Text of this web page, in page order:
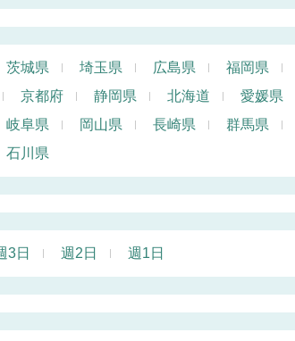
茨城県 埼玉県 広島県 福岡県
京都府 静岡県 北海道 愛媛県
岐阜県 岡山県 長崎県 群馬県
石川県
3日 週2日 週1日